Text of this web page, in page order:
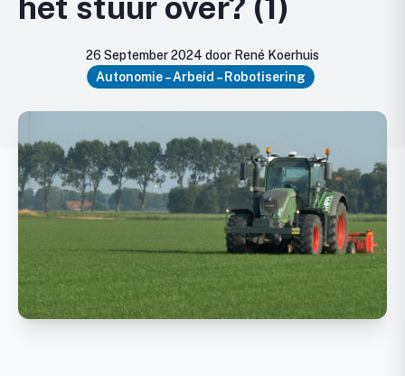
26 September 2024 door René Koerhuis
Autonomie – Arbeid – Robotisering